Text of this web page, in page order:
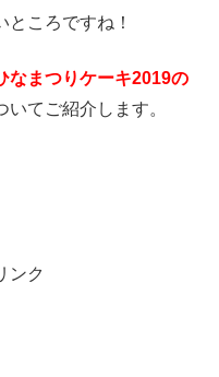
ころですね！
なまつりケーキ2019の
いてご紹介します。
ンク